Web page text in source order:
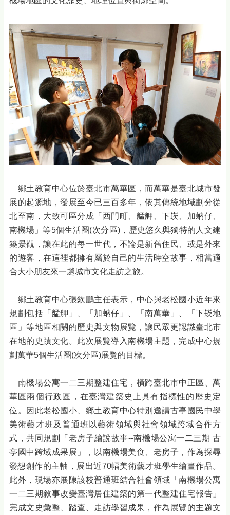
鄉土教育中心位於臺北市萬華區，而萬華是臺北城市發
展的起源地，發展至今已三百多年，依其傳統地域劃分從
北至南，大致可區分成「西門町、艋舺、下崁、加蚋仔、
南機場」等5個生活圈(次分區)，歷史悠久與獨特的人文建
築景觀，讓在此的每一世代，不論是新舊住民、或是外來
的遊客，在這裡都擁有屬於自己的生活時空故事，相當適
合大小朋友來一趟城市文化走訪之旅。
鄉土教育中心張欽鵬主任表示，中心與老松國小近年來
規劃包括「艋舺」、「加蚋仔」、「南萬華」、「下崁地
區」等地區相關的歷史與文物展覽，讓民眾更認識臺北市
在地的史蹟文化。此次展覽導入南機場主題，完成中心規
劃萬華5個生活圈(次分區)展覽的目標。
南機場公寓一二三期整建住宅，橫跨臺北市中正區、萬
華區兩個行政區，在臺灣建築史上具有指標性的歷史定
位。因此老松國小、鄉土教育中心特別邀請古亭國民中學
美術藝才班及普通班以藝術領域與社會領域跨域合作方
式，共同規劃「老房子繪說故事--南機場公寓一二三期 古
亭國中跨域成果展」，以南機場美食、老房子，作為探尋
發想創作的主軸，展出近70幅美術藝才班學生繪畫作品。
此外，現場亦展陳該校普通班結合社會領域「南機場公寓
一二三期敘事改變臺灣居住建築的第一代整建住宅報告」
完成文史彙整、踏查、走訪學習成果，作為展覽的主題文